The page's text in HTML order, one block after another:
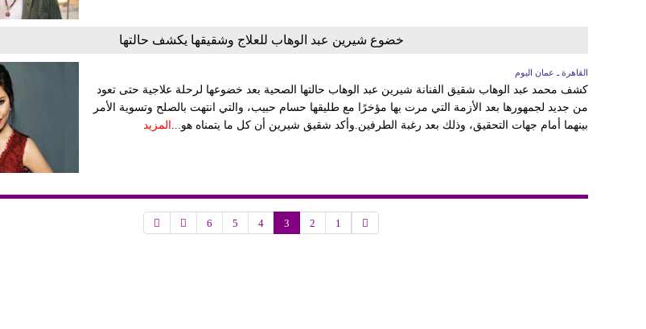
خضوع شيرين عبد الوهاب للعلاج وشقيقها يكشف حالتها
القاهرة ـ عمان اليوم
كشف محمد عبد الوهاب شقيق الفنانة شيرين عبد الوهاب حالتها الصحية بعد خضوعها لرحلة علاجية حتى تعود
من جديد لجمهورها بعد الأزمة التي مرت بها مؤخرًا مع طليقها حسام حبيب، والتي انتهت بالصلح وتسوية الأمر
بينهما أمام جهات التحقيق، وذلك بعد رغبة الطرفين.وأكد شقيق شيرين أن كل ما يتمناه هو... المزيد
1
2
3
4
5
6